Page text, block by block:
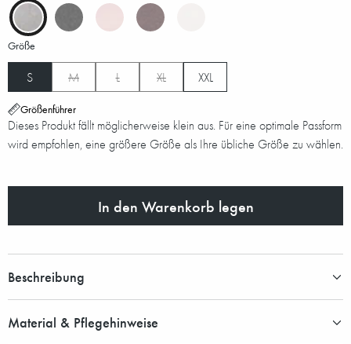
Größe
S M L XL XXL
Größenführer
Dieses Produkt fällt möglicherweise klein aus. Für eine optimale Passform
wird empfohlen, eine größere Größe als Ihre übliche Größe zu wählen.
In den Warenkorb legen
Beschreibung
Material & Pflegehinweise